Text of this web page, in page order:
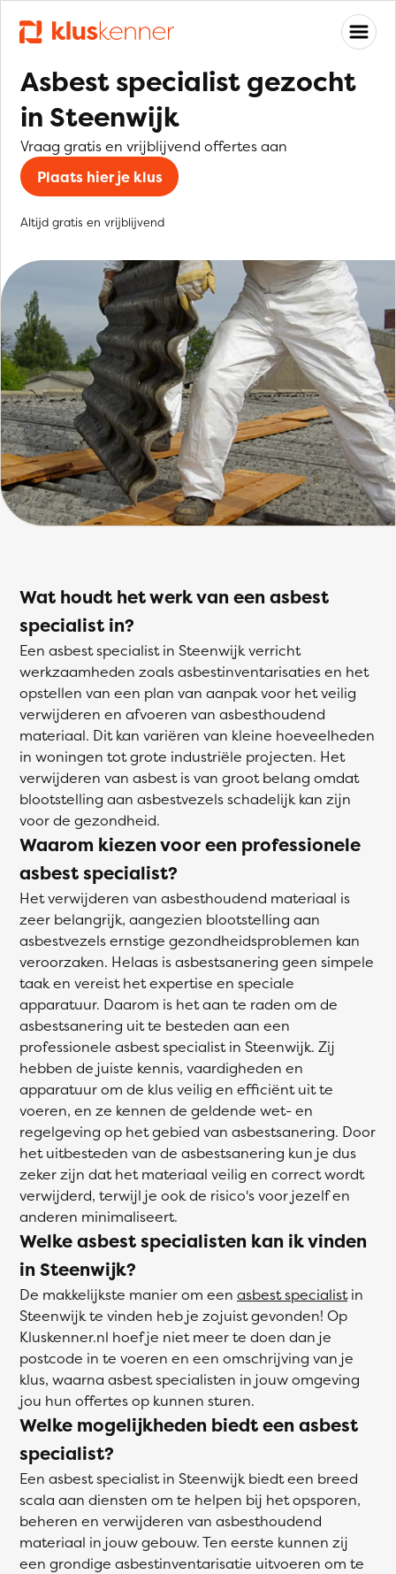
Asbest specialist gezocht
in Steenwijk
Vraag gratis en vrijblijvend offertes aan
Plaats hier je klus
Altijd gratis en vrijblijvend
Wat houdt het werk van een asbest
specialist in?
Een asbest specialist in Steenwijk verricht
werkzaamheden zoals asbestinventarisaties en het
opstellen van een plan van aanpak voor het veilig
verwijderen en afvoeren van asbesthoudend
materiaal. Dit kan variëren van kleine hoeveelheden
in woningen tot grote industriële projecten. Het
verwijderen van asbest is van groot belang omdat
blootstelling aan asbestvezels schadelijk kan zijn
voor de gezondheid.
Waarom kiezen voor een professionele
asbest specialist?
Het verwijderen van asbesthoudend materiaal is
zeer belangrijk, aangezien blootstelling aan
asbestvezels ernstige gezondheidsproblemen kan
veroorzaken. Helaas is asbestsanering geen simpele
taak en vereist het expertise en speciale
apparatuur. Daarom is het aan te raden om de
asbestsanering uit te besteden aan een
professionele asbest specialist in Steenwijk. Zij
hebben de juiste kennis, vaardigheden en
apparatuur om de klus veilig en efficiënt uit te
voeren, en ze kennen de geldende wet- en
regelgeving op het gebied van asbestsanering. Door
het uitbesteden van de asbestsanering kun je dus
zeker zijn dat het materiaal veilig en correct wordt
verwijderd, terwijl je ook de risico's voor jezelf en
anderen minimaliseert.
Welke asbest specialisten kan ik vinden
in Steenwijk?
De makkelijkste manier om een asbest specialistin
Steenwijk te vinden heb je zojuist gevonden! Op
Kluskenner.nl hoef je niet meer te doen dan je
postcode in te voeren en een omschrijving van je
klus, waarna asbest specialisten in jouw omgeving
jou hun offertes op kunnen sturen.
Welke mogelijkheden biedt een asbest
specialist?
Een asbest specialist in Steenwijk biedt een breed
scala aan diensten om te helpen bij het opsporen,
beheren en verwijderen van asbesthoudend
materiaal in jouw gebouw. Ten eerste kunnen zij
een grondige asbestinventarisatie uitvoeren om te